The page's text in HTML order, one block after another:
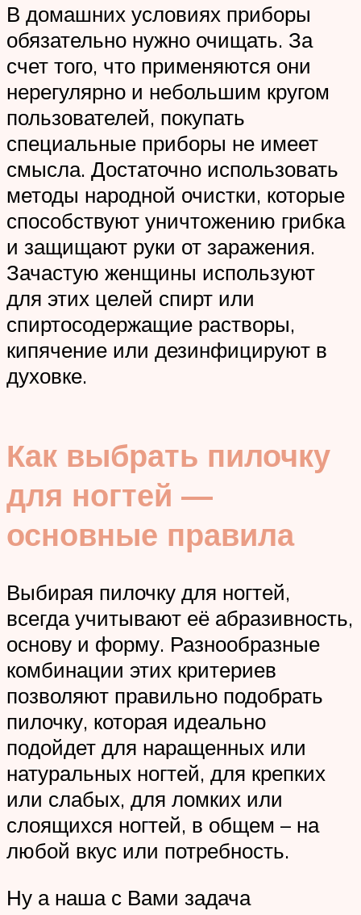
В домашних условиях приборы
обязательно нужно очищать. За
счет того, что применяются они
нерегулярно и небольшим кругом
пользователей, покупать
специальные приборы не имеет
смысла. Достаточно использовать
методы народной очистки, которые
способствуют уничтожению грибка
и защищают руки от заражения.
Зачастую женщины используют
для этих целей спирт или
спиртосодержащие растворы,
кипячение или дезинфицируют в
духовке.
Как выбрать пилочку
для ногтей —
основные правила
Выбирая пилочку для ногтей,
всегда учитывают её абразивность,
основу и форму. Разнообразные
комбинации этих критериев
позволяют правильно подобрать
пилочку, которая идеально
подойдет для наращенных или
натуральных ногтей, для крепких
или слабых, для ломких или
слоящихся ногтей, в общем – на
любой вкус или потребность.
Ну а наша с Вами задача